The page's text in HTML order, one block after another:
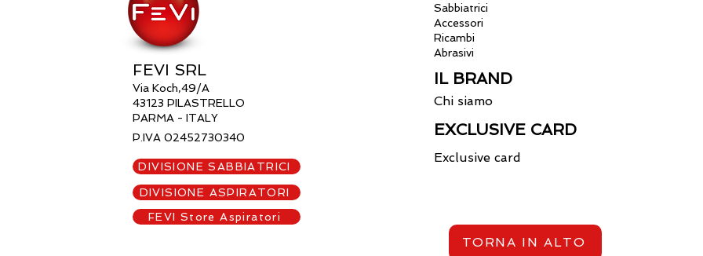
FEVI SRL
Via Koch,49/A
43123 PILASTRELLO
PARMA - ITALY
P.IVA 02452730340
DIVISIONE SABBIATRICI
DIVISIONE ASPIRATORI
FEVI Store Aspiratori
Sabbiatrici
Accessori
Ricambi
Abrasivi
IL BRAND
Chi siamo
EXCLUSIVE CARD
Exclusive card
TORNA IN ALTO